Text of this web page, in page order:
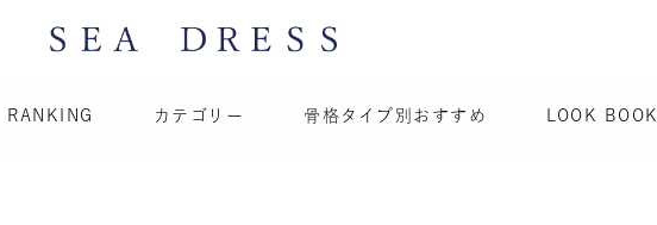
RANKING カテゴリー 骨格タイプ別おすすめ LOOK BOOK